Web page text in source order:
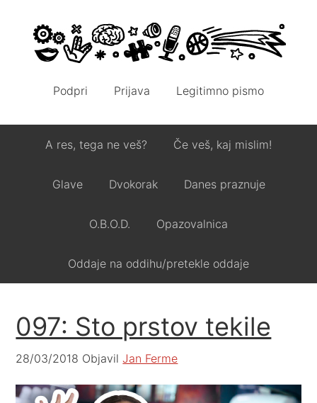
Podpri Prijava Legitimno pismo
A res, tega ne veš? Če veš, kaj mislim!
Glave Dvokorak Danes praznuje
O.B.O.D. Opazovalnica
Oddaje na oddihu/pretekle oddaje
097: Sto prstov tekile
28/03/2018 ObjavilJan Ferme